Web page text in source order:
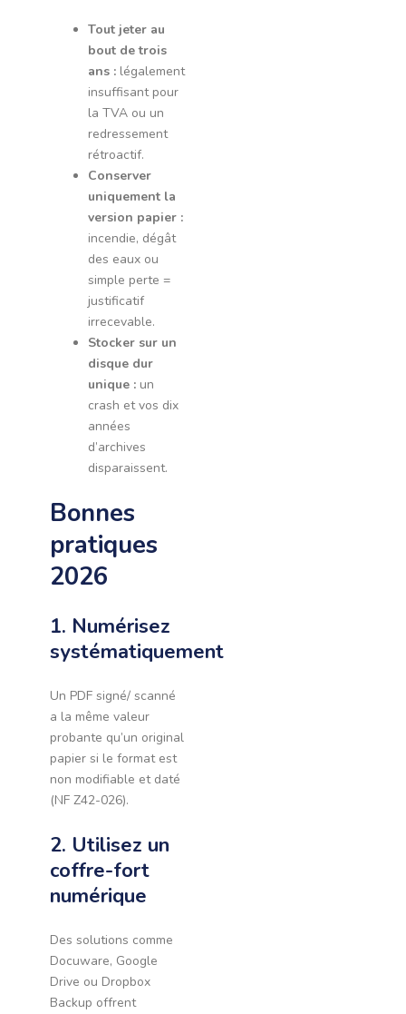
Tout jeter au
bout de trois
ans :légalement
insuffisant pour
la TVA ou un
redressement
rétroactif.
Conserver
uniquement la
version papier :
incendie, dégât
des eaux ou
simple perte =
justificatif
irrecevable.
Stocker sur un
disque dur
unique :un
crash et vos dix
années
d’archives
disparaissent.
Bonnes
pratiques
2026
1. Numérisez
systématiquement
Un PDF signé/ scanné
a la même valeur
probante qu’un original
papier si le format est
non modifiable et daté
(NF Z42-026).
2. Utilisez un
coffre-fort
numérique
Des solutions comme
Docuware, Google
Drive ou Dropbox
Backup offrent